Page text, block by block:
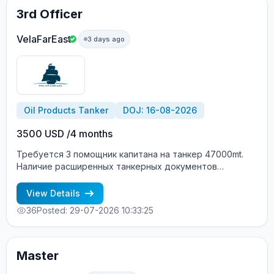
Интернет на борту: 2 ГБ в месяц бесплатно
месяцев опыта в должности ВТОРОЙ ПОМОЩНИК
(Second Officer) Хороший английский язык Опыт
работы именно на Panamax (bulk carrier) —
обязательно Процесс трудоустройства: CES Test +
интервью с суперинтендантом Морское агентство
«SeadimA» +7(985)022-57-77 +7(985)230-57-77
cv_crew@seadima.ru
3rd Officer
VelaFarEast 3 days ago
Oil Products Tanker DOJ: 16-08-2026
3500 USD /4 months
Требуется 3 помощник капитана на танкер 47000mt.
Наличие расширенных танкерных документов
maxim.bryukhanov@velafe.com
View Details
36Posted: 29-07-2026 10:33:25
Master